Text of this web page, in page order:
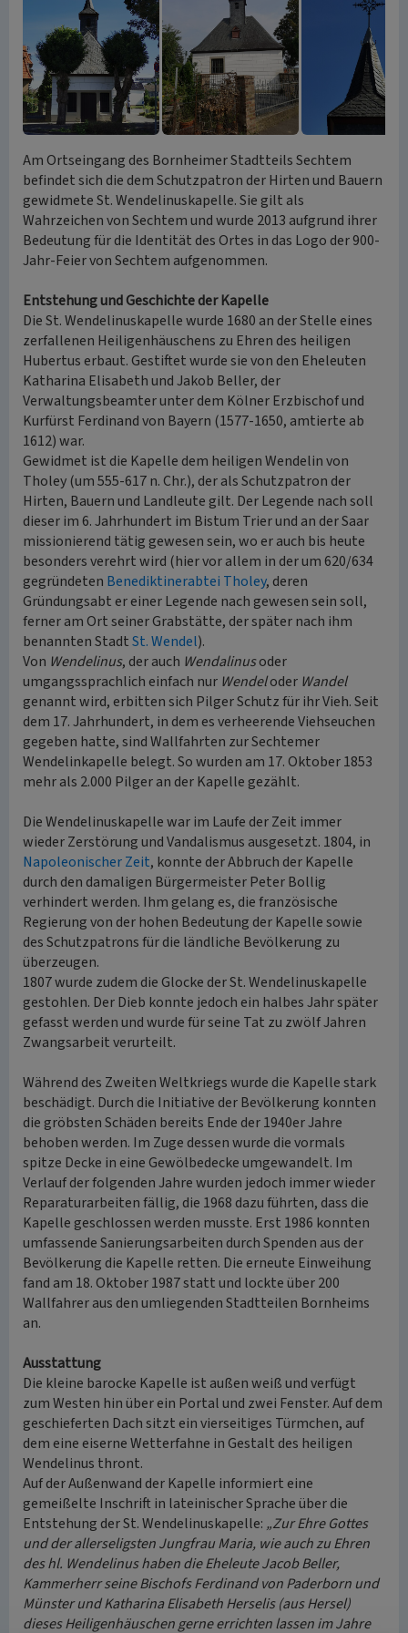
Am Ortseingang des Bornheimer Stadtteils Sechtem
befindet sich die dem Schutzpatron der Hirten und Bauern
gewidmete St. Wendelinuskapelle. Sie gilt als
Wahrzeichen von Sechtem und wurde 2013 aufgrund ihrer
Bedeutung für die Identität des Ortes in das Logo der 900-
Jahr-Feier von Sechtem aufgenommen.
Entstehung und Geschichte der Kapelle
Die St. Wendelinuskapelle wurde 1680 an der Stelle eines
zerfallenen Heiligenhäuschens zu Ehren des heiligen
Hubertus erbaut. Gestiftet wurde sie von den Eheleuten
Katharina Elisabeth und Jakob Beller, der
Verwaltungsbeamter unter dem Kölner Erzbischof und
Kurfürst Ferdinand von Bayern (1577-1650, amtierte ab
1612) war.
Gewidmet ist die Kapelle dem heiligen Wendelin von
Tholey (um 555-617 n. Chr.), der als Schutzpatron der
Hirten, Bauern und Landleute gilt. Der Legende nach soll
dieser im 6. Jahrhundert im Bistum Trier und an der Saar
missionierend tätig gewesen sein, wo er auch bis heute
besonders verehrt wird (hier vor allem in der um 620/634
gegründeten Benediktinerabtei Tholey, deren
Gründungsabt er einer Legende nach gewesen sein soll,
ferner am Ort seiner Grabstätte, der später nach ihm
benannten StadtSt. Wendel).
Von Wendelinus, der auch Wendalinusoder
umgangssprachlich einfach nur Wendeloder Wandel
genannt wird, erbitten sich Pilger Schutz für ihr Vieh. Seit
dem 17. Jahrhundert, in dem es verheerende Viehseuchen
gegeben hatte, sind Wallfahrten zur Sechtemer
Wendelinkapelle belegt. So wurden am 17. Oktober 1853
mehr als 2.000 Pilger an der Kapelle gezählt.
Die Wendelinuskapelle war im Laufe der Zeit immer
wieder Zerstörung und Vandalismus ausgesetzt. 1804, in
Napoleonischer Zeit, konnte der Abbruch der Kapelle
durch den damaligen Bürgermeister Peter Bollig
verhindert werden. Ihm gelang es, die französische
Regierung von der hohen Bedeutung der Kapelle sowie
des Schutzpatrons für die ländliche Bevölkerung zu
überzeugen.
1807 wurde zudem die Glocke der St. Wendelinuskapelle
gestohlen. Der Dieb konnte jedoch ein halbes Jahr später
gefasst werden und wurde für seine Tat zu zwölf Jahren
Zwangsarbeit verurteilt.
Während des Zweiten Weltkriegs wurde die Kapelle stark
beschädigt. Durch die Initiative der Bevölkerung konnten
die gröbsten Schäden bereits Ende der 1940er Jahre
behoben werden. Im Zuge dessen wurde die vormals
spitze Decke in eine Gewölbedecke umgewandelt. Im
Verlauf der folgenden Jahre wurden jedoch immer wieder
Reparaturarbeiten fällig, die 1968 dazu führten, dass die
Kapelle geschlossen werden musste. Erst 1986 konnten
umfassende Sanierungsarbeiten durch Spenden aus der
Bevölkerung die Kapelle retten. Die erneute Einweihung
fand am 18. Oktober 1987 statt und lockte über 200
Wallfahrer aus den umliegenden Stadtteilen Bornheims
an.
Ausstattung
Die kleine barocke Kapelle ist außen weiß und verfügt
zum Westen hin über ein Portal und zwei Fenster. Auf dem
geschieferten Dach sitzt ein vierseitiges Türmchen, auf
dem eine eiserne Wetterfahne in Gestalt des heiligen
Wendelinus thront.
Auf der Außenwand der Kapelle informiert eine
gemeißelte Inschrift in lateinischer Sprache über die
Entstehung der St. Wendelinuskapelle: „Zur Ehre Gottes
und der allerseligsten Jungfrau Maria, wie auch zu Ehren
des hl. Wendelinus haben die Eheleute Jacob Beller,
Kammerherr seine Bischofs Ferdinand von Paderborn und
Münster und Katharina Elisabeth Herselis (aus Hersel)
dieses Heiligenhäuschen gerne errichten lassen im Jahre